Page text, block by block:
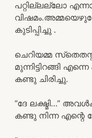
പറ്റില്ലല്ലോ
കുടിപ്പിച്ചു .
ചെറിയമ്മ
മുന്നിട്ടിറങ്ങി
കണ്ടു ചിരിച്ചു.
“ദേ ലക്ഷ്മി…”
കണ്ടു നിന്ന എന്റെ